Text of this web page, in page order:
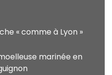
« comme à Lyon »
marinée en